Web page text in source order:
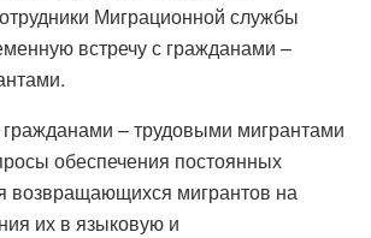
Миграционной службы
встречу с гражданами –
гражданами – трудовыми мигрантами
обеспечения постоянных
возвращающихся мигрантов на
их в языковую и